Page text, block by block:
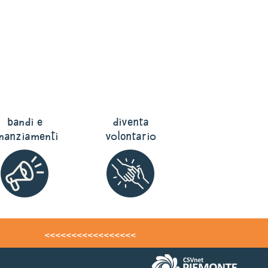
bandi e
diventa
volontario
<<<<<<<<<<<<<<<<<